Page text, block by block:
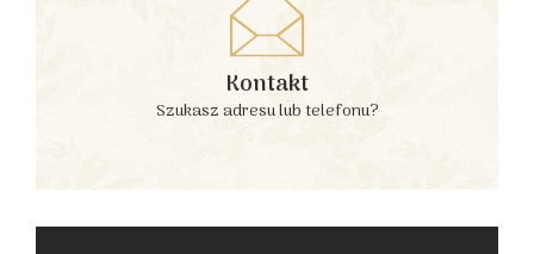
Kontakt
Szukasz adresu lub telefonu?